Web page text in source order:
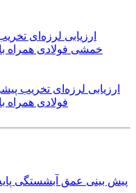
ارزیابی لرزه‌ای تخریب
فولادی همراه